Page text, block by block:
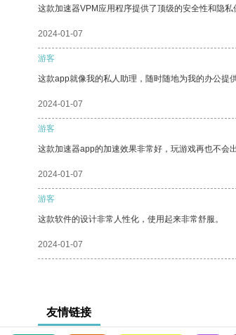
这款加速器VPM应用程序提供了顶级的安全性和隐私
2024-01-07
游客
这款app就像我的私人助理，随时随地为我的办公提
2024-01-07
游客
这款加速器app的加速效果非常好，玩游戏再也不会
2024-01-07
游客
这款软件的设计非常人性化，使用起来非常舒服。
2024-01-07
友情链接